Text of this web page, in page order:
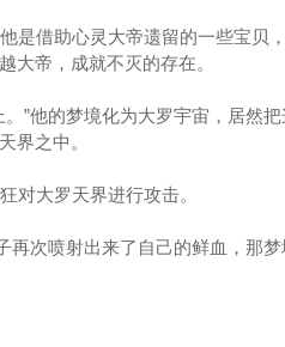
是借助心灵大帝遗留的一些宝贝
大帝，成就不灭的存在。
”他的梦境化为大罗宇宙，居然
界之中。
对大罗天界进行攻击。
次喷射出来了自己的鲜血，那